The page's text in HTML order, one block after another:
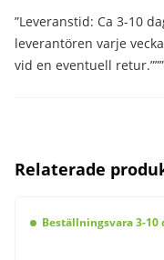
”Leveranstid: Ca 3-10
leverantören varje
vid en eventuell retur.”””
Relaterade
Beställningsvara 3-10